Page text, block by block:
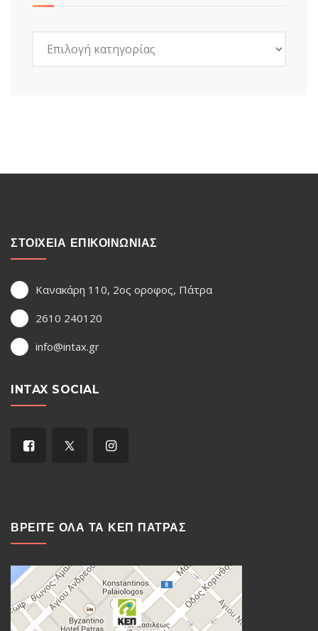
ΣΤΟΙΧΕΙΑ ΕΠΙΚΟΙΝΩΝΙΑΣ
Κανακάρη 110, 2ος οροφος, Πάτρα
2610 240120
info@intax.gr
INTAX SOCIAL
ΒΡΕΙΤΕ ΟΛΑ ΤΑ ΚΕΠ ΠΑΤΡΑΣ